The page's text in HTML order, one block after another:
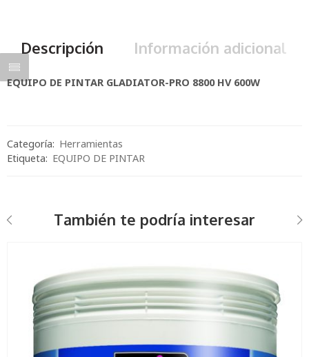
Descripción Información adicional
EQUIPO DE PINTAR GLADIATOR-PRO 8800 HV 600W
Categoría: Herramientas
Etiqueta: EQUIPO DE PINTAR
También te podría interesar